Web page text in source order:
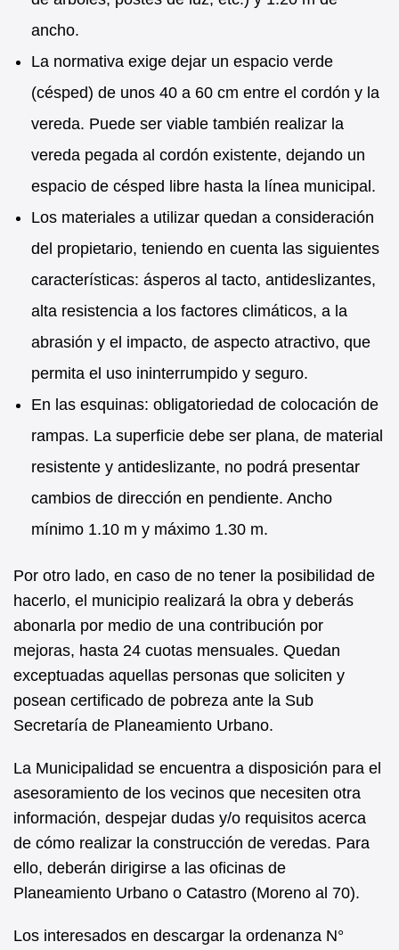
ancho.
La normativa exige dejar un espacio verde
(césped) de unos 40 a 60 cm entre el cordón y la
vereda. Puede ser viable también realizar la
vereda pegada al cordón existente, dejando un
espacio de césped libre hasta la línea municipal.
Los materiales a utilizar quedan a consideración
del propietario, teniendo en cuenta las siguientes
características: ásperos al tacto, antideslizantes,
alta resistencia a los factores climáticos, a la
abrasión y el impacto, de aspecto atractivo, que
permita el uso ininterrumpido y seguro.
En las esquinas: obligatoriedad de colocación de
rampas. La superficie debe ser plana, de material
resistente y antideslizante, no podrá presentar
cambios de dirección en pendiente. Ancho
mínimo 1.10 m y máximo 1.30 m.
Por otro lado, en caso de no tener la posibilidad de
hacerlo, el municipio realizará la obra y deberás
abonarla por medio de una contribución por
mejoras, hasta 24 cuotas mensuales. Quedan
exceptuadas aquellas personas que soliciten y
posean certificado de pobreza ante la Sub
Secretaría de Planeamiento Urbano.
La Municipalidad se encuentra a disposición para el
asesoramiento de los vecinos que necesiten otra
información, despejar dudas y/o requisitos acerca
de cómo realizar la construcción de veredas. Para
ello, deberán dirigirse a las oficinas de
Planeamiento Urbano o Catastro (Moreno al 70).
Los interesados en descargar la ordenanza N°